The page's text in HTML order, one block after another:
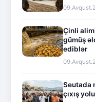
Çinli
gümüş
ediblər
Seutada
çıxış